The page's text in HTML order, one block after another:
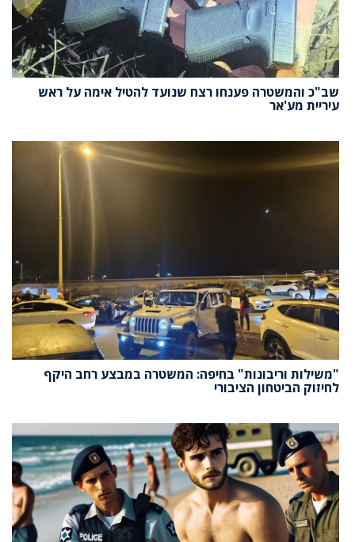
שב"כ והמשטרה פענחו רצח שנועד להטיל אימה על ראש
עיריית מע'אר
"משילות וריבונות" בחיפה: המשטרה במבצע רחב היקף
לחיזוק הביטחון הציבורי